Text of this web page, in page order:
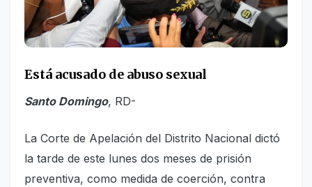
Está acusado de abuso sexual
Santo Domingo, RD-
La Corte de Apelación del Distrito Nacional dictó
la tarde de este lunes dos meses de prisión
preventiva, como medida de coerción, contra